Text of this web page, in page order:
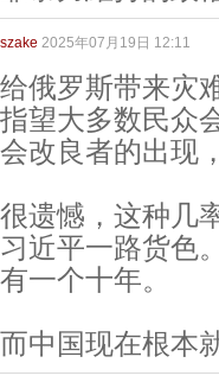
szake 2025年07月19日 12:11
给俄罗斯带来灾
指望大多数民众
会改良者的出现
很遗憾，这种几
习近平一路货色
有一个十年。
而中国现在根本